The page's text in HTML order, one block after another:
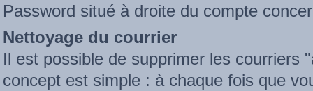
Password situé à droite du compte
Nettoyage du courrier
Il est possible de supprimer les courriers
concept est simple : à chaque fois que